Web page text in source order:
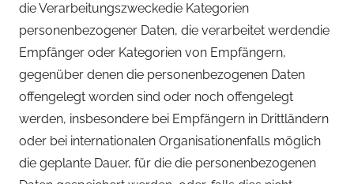
die Verarbeitungszweckedie Kategorien
personenbezogener Daten, die verarbeitet werdendie
Empfänger oder Kategorien von Empfängern,
gegenüber denen die personenbezogenen Daten
offengelegt worden sind oder noch offengelegt
werden, insbesondere bei Empfängern in Drittländern
oder bei internationalen Organisationenfalls möglich
die geplante Dauer, für die die personenbezogenen